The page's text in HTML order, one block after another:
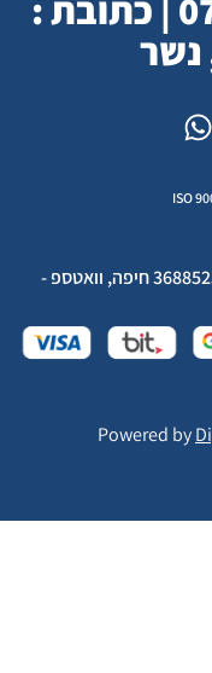
דנ-אל פור יו בע"מ , המסילה 23 , נשר , 3688523 חיפה, וואטספ -
Powered by